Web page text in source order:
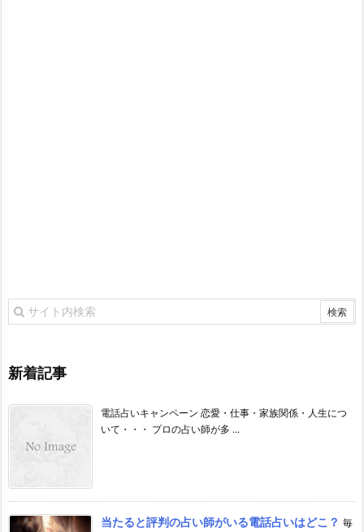
新着記事
電話占いキャンペーン 恋愛・仕事・家族関係・人生につ
いて・・・ プロの占い師が多 ...
当たると評判の占い師がいる電話占いはどこ？ 毎